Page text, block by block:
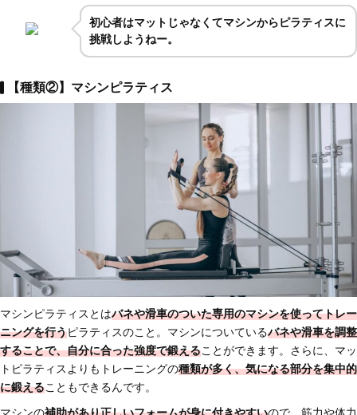
初心者はマットじゃなくてマシンからピラティスに
挑戦しようねー。
【種類②】マシンピラティス
マシンピラティスとはバネや滑車のついた専用のマシンを使ってトレー
ニングを行うピラティスのこと。マシンについているバネや滑車を調整
することで、自分に合った強度で鍛えることができます。さらに、マッ
トピラティスよりもトレーニングの種類が多く、気になる部分を集中的
に鍛えることもできるんです。